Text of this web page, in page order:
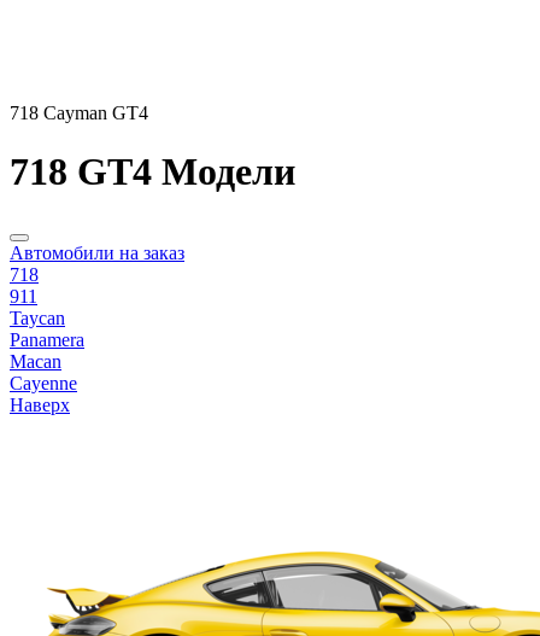
718 Cayman GT4
718 GT4 Модели
Автомобили на заказ
718
911
Taycan
Panamera
Macan
Cayenne
Наверх